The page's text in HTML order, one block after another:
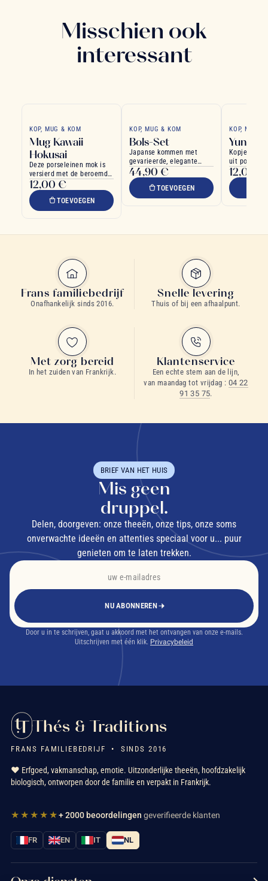
Misschien ook
interessant
KOP, MUG & KOM
Mug Kawaii
Hokusai
Deze porseleinen mok is
versierd met de beroemde
Grote Golf van Hokusai
12,00 €
TOEVOEGEN
KOP, MUG & KOM
Bols-Set
Japanse kommen met
gevarieerde, elegante
motieven, perfect voor
dagelijks gebruik
44,90 €
TOEVOEGEN
KOP, MUG &
Yunomi
Kopje
uit
kwaliteit
12,00 €
Frans familiebedrijf
Onafhankelijk sinds 2016.
Snelle levering
Thuis of bij een afhaalpunt.
Met zorg bereid
In het zuiden van Frankrijk.
Klantenservice
Een echte stem aan de lijn,
van maandag tot vrijdag : 04 22
91 35 75.
BRIEF VAN HET HUIS
Mis geen
druppel.
Delen, doorgeven: onze theeën, onze tips, onze soms
onverwachte ideeën en attenties speciaal voor u... puur
genieten om te laten trekken.
NU ABONNEREN
Door u in te schrijven, gaat u akkoord met het ontvangen van onze e-mails.
Uitschrijven met één klik. Privacybeleid
Thés & Traditions
FRANS FAMILIEBEDRIJF • SINDS 2016
❤️ Erfgoed, vakmanschap, emotie. Uitzonderlijke theeën, hoofdzakelijk
biologisch, ontworpen door de familie en verpakt in Frankrijk.
★★★★★+ 2000 beoordelingen geverifieerde klanten
FR EN IT NL